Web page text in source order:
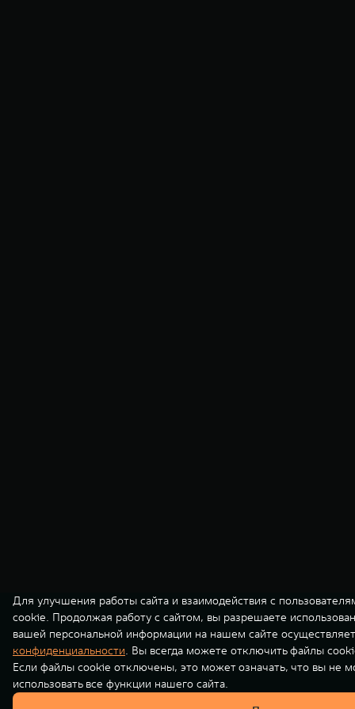
Для улучшения работы сайта и взаимодействия с
cookie. Продолжая работу с сайтом, вы разрешаете
вашей персональной информации на нашем сайте
конфиденциальности. Вы всегда можете отключить файлы
Если файлы cookie отключены, это может означать, что вы не
использовать все функции нашего сайта.